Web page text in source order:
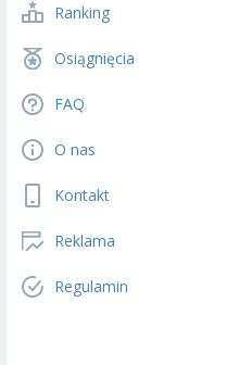
Ranking
Osiągnięcia
FAQ
O nas
Kontakt
Reklama
Regulamin